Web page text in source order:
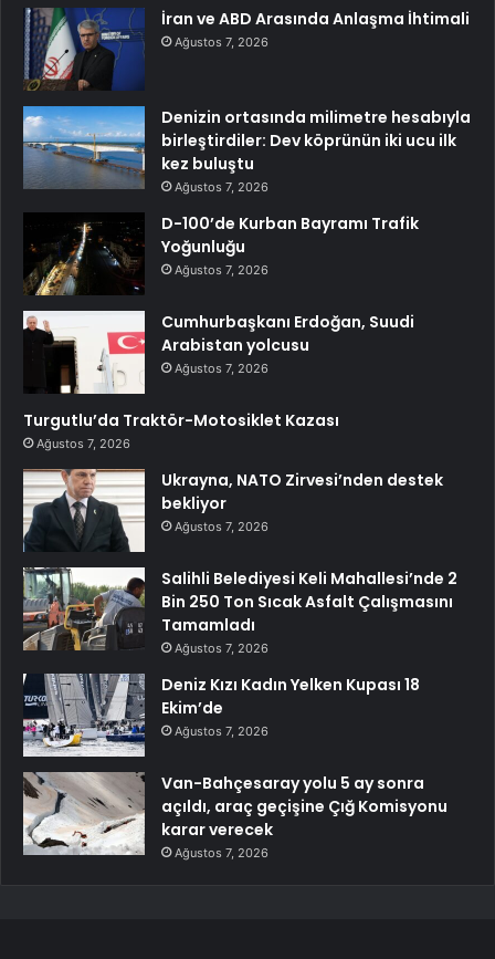
İran ve ABD Arasında Anlaşma İhtimali
Ağustos 7, 2026
Denizin ortasında milimetre hesabıyla
birleştirdiler: Dev köprünün iki ucu ilk
kez buluştu
Ağustos 7, 2026
D-100’de Kurban Bayramı Trafik
Yoğunluğu
Ağustos 7, 2026
Cumhurbaşkanı Erdoğan, Suudi
Arabistan yolcusu
Ağustos 7, 2026
Turgutlu’da Traktör-Motosiklet Kazası
Ağustos 7, 2026
Ukrayna, NATO Zirvesi’nden destek
bekliyor
Ağustos 7, 2026
Salihli Belediyesi Keli Mahallesi’nde 2
Bin 250 Ton Sıcak Asfalt Çalışmasını
Tamamladı
Ağustos 7, 2026
Deniz Kızı Kadın Yelken Kupası 18
Ekim’de
Ağustos 7, 2026
Van-Bahçesaray yolu 5 ay sonra
açıldı, araç geçişine Çığ Komisyonu
karar verecek
Ağustos 7, 2026